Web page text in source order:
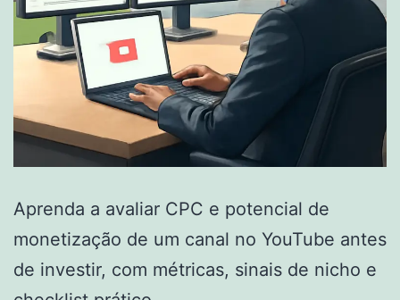
Aprenda a avaliar CPC e potencial de
monetização de um canal no YouTube antes
de investir, com métricas, sinais de nicho e